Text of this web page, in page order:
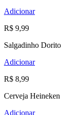
Adicionar
R$ 9,99
Salgadinho
Adicionar
R$ 8,99
Cerveja
Adicionar